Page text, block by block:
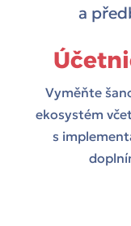
a
Vyměňte
ekosystém
s